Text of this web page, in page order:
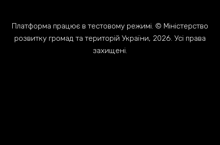
Платформа працює в тестовому режимі. © Міністерство
розвитку громад та територій України, 2026. Усі права
захищені.